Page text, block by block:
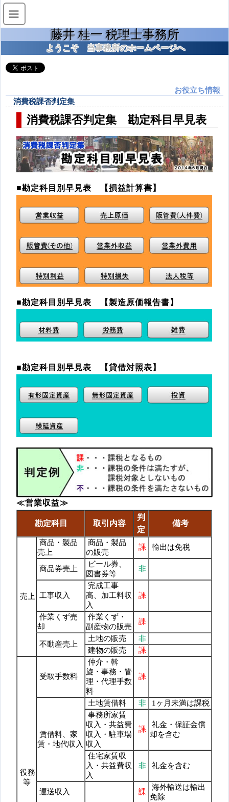
藤井 桂一 税理士事務所
ようこそ 当事務所のホームページへ
お役立ち情報
消費税課否判定集
消費税課否判定集 勘定科目早見表
■勘定科目別早見表 【損益計算書】
■勘定科目別早見表 【製造原価報告書】
■勘定科目別早見表 【貸借対照表】
≪営業収益≫
勘定科目 取引内容
判
定
備考
売上
商品・製品
売上
商品・製品
の販売
課 輸出は免税
商品券売上
ビール券、
図書券等
非
工事収入
完成工事
高、加工料収
入
課
作業くず売
却
作業くず・
副産物の販売
課
不動産売上
土地の販売
非
建物の販売
課
役務
等
受取手数料
仲介・斡
旋・事務・管
理・代理手数
料
課
賃借料、家
賃・地代収入
土地賃借料 非
1ヶ月未満は課税
事務所家賃
収入・共益費
収入・駐車場
収入
課
礼金・保証金償
却を含む
住宅家賃収
入・共益費収
入
非 礼金を含む
運送収入 課
海外輸送は輸出
免除